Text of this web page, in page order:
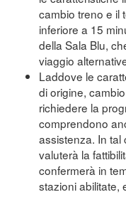
cambio treno e il
inferiore a 15
della Sala Blu,
viaggio
Laddove le
di origine,
richiedere la
comprendono
assistenza. In tal
valuterà la
confermerà in
stazioni abilitate,